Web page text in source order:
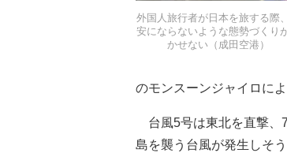
外国人旅行者が日本を旅する際
安にならないような態勢づくり
かせない（成田空港）
のモンスーンジャイロに
台風5号は東北を直撃、
島を襲う台風が発生しそ